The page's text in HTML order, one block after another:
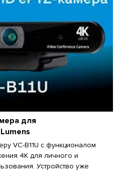
для
VC-B11U с функционалом
4К для личного и
Устройство уже